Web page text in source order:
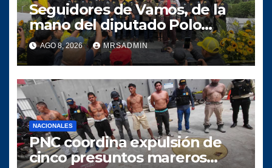
Seguidores de Vamos, de la
mano del diputado Polo
Salazar, fortalecen a
Comunidad Elefante en Alta
Verapaz
AGO 8, 2026 MRSADMIN
NACIONALES
PNC coordina expulsión de
cinco presuntos mareros